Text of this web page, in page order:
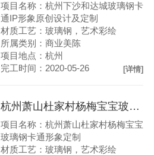
项目名称：杭州下沙和达城玻璃钢卡
通IP形象原创设计及定制
材质工艺：玻璃钢，艺术彩绘
所属类别：商业美陈
项目地点：杭州
完工时间：2020-05-26
[详情]
杭州萧山杜家村杨梅宝宝玻璃钢卡通形象定制
项目名称：杭州萧山杜家村杨梅宝宝
玻璃钢卡通形象定制
材质工艺：玻璃钢，艺术彩绘